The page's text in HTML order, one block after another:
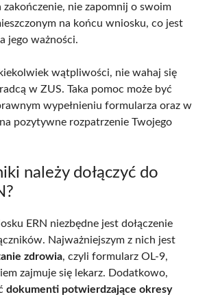
zakończenie, nie zapomnij o swoim
na końcu wniosku, co jest
jego ważności.
wątpliwości, nie wahaj się
w ZUS. Taka pomoc może być
wypełnieniu formularza oraz w
pozytywne rozpatrzenie Twojego
należy dołączyć do
ERN niezbędne jest dołączenie
Najważniejszym z nich jest
zdrowia, czyli formularz OL-9,
zajmuje się lekarz. Dodatkowo,
dokumenti potwierdzające okresy